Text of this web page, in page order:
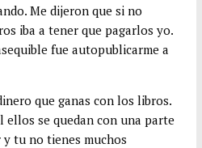
Me dijeron que si no
iba a tener que pagarlos yo.
fue autopublicarme a
que ganas con los libros.
ellos se quedan con una parte
tu no tienes muchos